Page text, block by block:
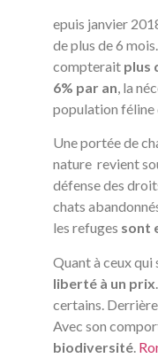
epuis janvier
de plus de 6
compterait plus
6% par an , la
population féline
Une portée de
nature revient
défense des
chats
les refuges sont
Quant à ceux qui
liberté à un prix
certains.
Avec son
biodiversité